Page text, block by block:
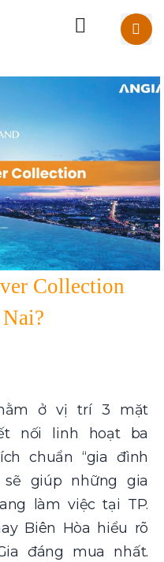
Collection
ở vị trí 3 mặt
nối linh hoạt ba
chuẩn “gia đình
sẽ giúp những gia
làm việc tại TP.
Biên Hòa hiểu rõ
đáng mua nhất.